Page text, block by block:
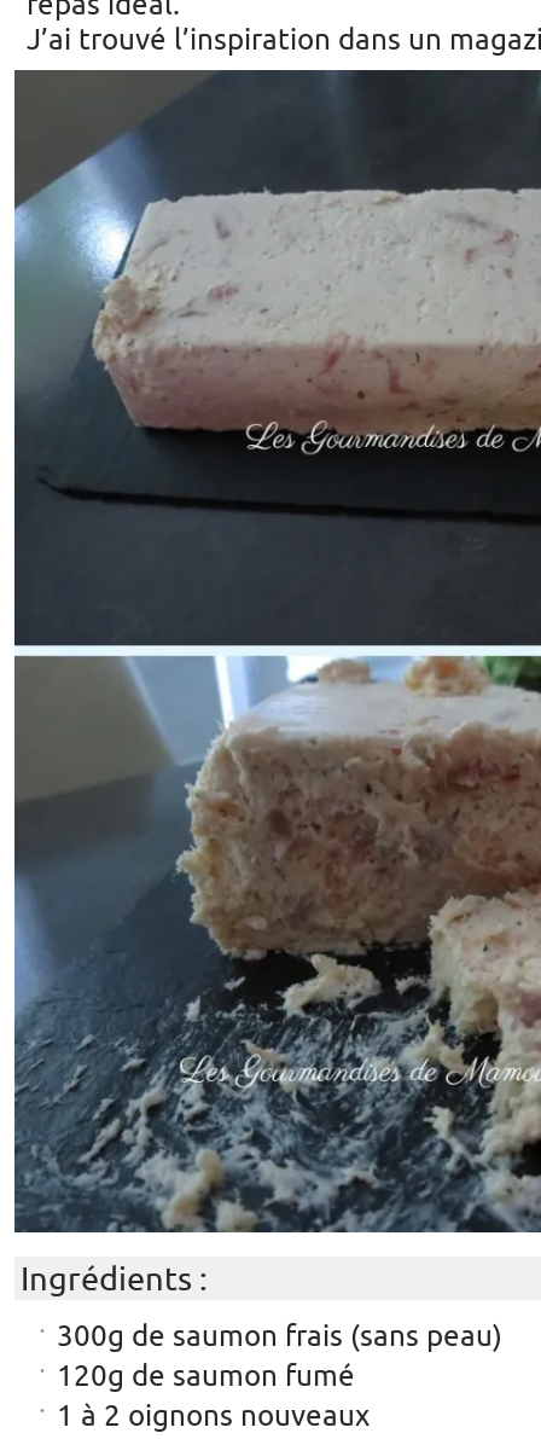
J’ai trouvé l’inspiration dans un
Ingrédients :
300g de saumon frais (sans peau)
120g de saumon fumé
1 à 2 oignons nouveaux